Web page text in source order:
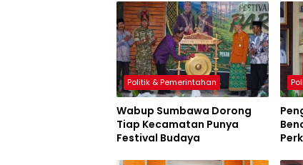
Politik & Pemerintahan
Wabup Sumbawa Dorong
Tiap Kecamatan Punya
Festival Budaya